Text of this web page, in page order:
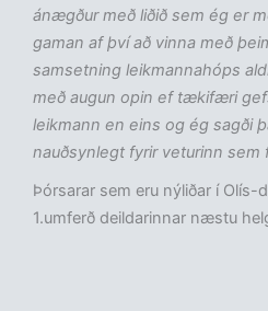
ánægður með liðið sem ég er
gaman af því að vinna með
samsetning leikmannahóps
með augun opin ef tækifæri
leikmann en eins og ég sagði
nauðsynlegt fyrir veturinn sem
Þórsarar sem eru nýliðar í Olís-
1.umferð deildarinnar næstu